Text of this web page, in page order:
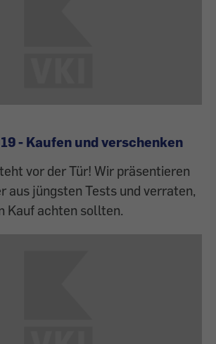
- Kaufen und verschenken
vor der Tür! Wir präsentieren
aus jüngsten Tests und verraten,
Kauf achten sollten.